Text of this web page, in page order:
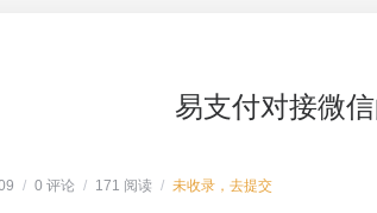
易支付对接微
/ 0 评论 / 171 阅读 / 未收录，去提交